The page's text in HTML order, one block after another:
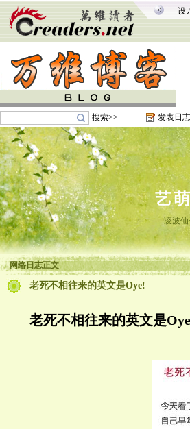
设
搜索>> 发表日志
艺
凌波
网络日志正文
老死不相往来的英文是Oye!
老死不相往来的英文是